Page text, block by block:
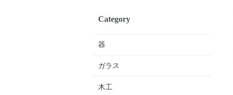
Category
器
ガラス
木工